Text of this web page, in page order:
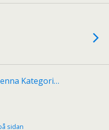
Kategori…
sidan